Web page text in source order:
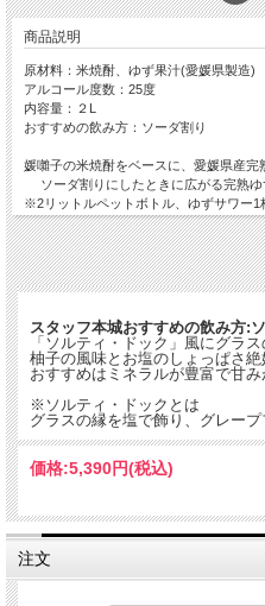
商品説明
原材料：米焼酎、ゆず果汁(愛媛県製造)
アルコール度数：25度
内容量：２L
おすすめの飲み方：ソーダ割り
媛囃子の米焼酎をベースに、愛媛県産
ソーダ割りにしたときに広がる完熟ゆ
※2リットルペットボトル、ゆずサワー1
720ml瓶のご用意もございます！贈り物
スタッフ本城おすすめの飲み方:
「ソルティ・ドック」風にグラ
柚子の風味とお塩のしょっぱさ
おすすめはミネラルが豊富で甘
※ソルティ・ドックとは
グラスの縁を塩で飾り、グレー
価格:5,390円(税込)
注文